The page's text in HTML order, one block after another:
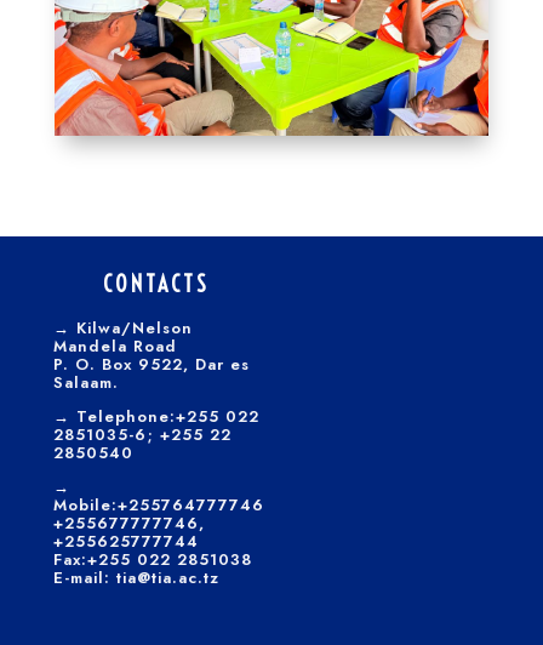
CONTACTS
→ Kilwa/Nelson
Mandela Road
P. O. Box 9522, Dar es
Salaam.
→ Telephone:+255 022
2851035-6; +255 22
2850540
→
Mobile:+255764777746
+255677777746,
+255625777744
Fax:+255 022 2851038
E-mail: tia@tia.ac.tz